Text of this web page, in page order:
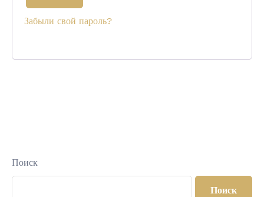
Забыли свой пароль?
Поиск
Поиск